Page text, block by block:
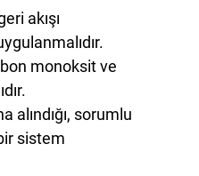
akışı
monoksit ve
alındığı, sorumlu
sistem